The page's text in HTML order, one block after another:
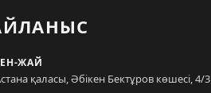
ЖАЙ
қаласы, Әбікен Бектұров көшесі, 4/3